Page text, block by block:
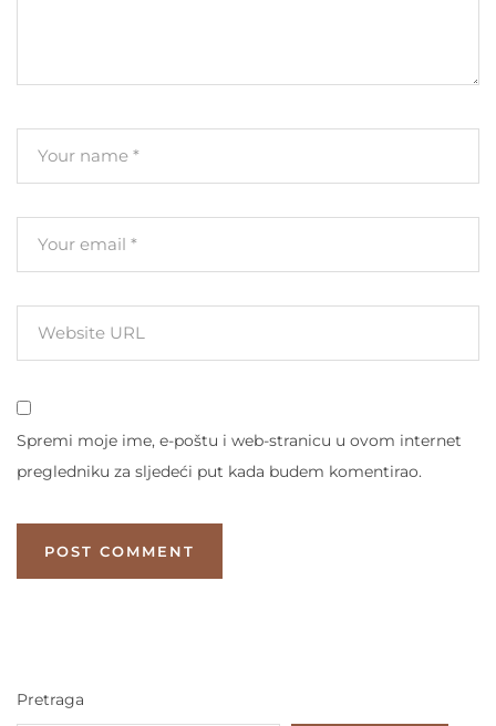
Spremi moje ime, e-poštu i web-stranicu u ovom internet
pregledniku za sljedeći put kada budem komentirao.
Pretraga